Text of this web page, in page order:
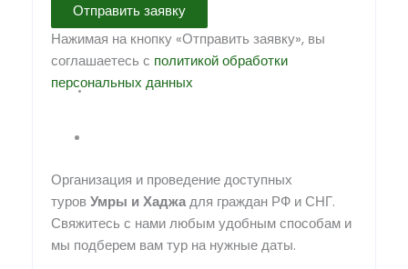
Отправить заявку
Нажимая на кнопку «Отправить заявку», вы
соглашаетесь с политикой обработки
персональных данных
Организация и проведение доступных
туров Умры и Хаджадля граждан РФ и СНГ.
Свяжитесь с нами любым удобным способам и
мы подберем вам тур на нужные даты.